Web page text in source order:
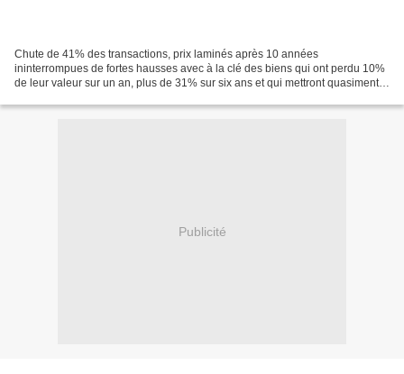
Chute de 41% des transactions, prix laminés après 10 années
ininterrompues de fortes hausses avec à la clé des biens qui ont perdu 10%
de leur valeur sur un an, plus de 31% sur six ans et qui mettront quasiment
Publicité